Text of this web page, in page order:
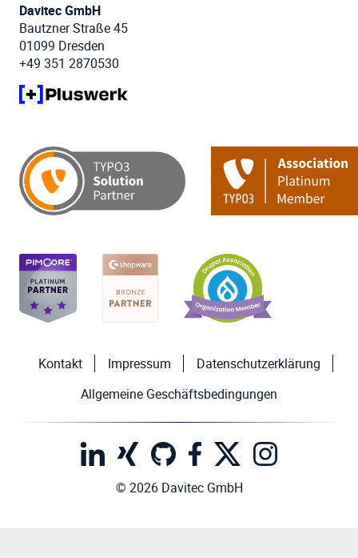
Davitec GmbH
Bautzner Straße 45
01099 Dresden
+49 351 2870530
Kontakt Impressum
Datenschutzerklärung
Allgemeine Geschäftsbedingungen
© 2026 Davitec GmbH